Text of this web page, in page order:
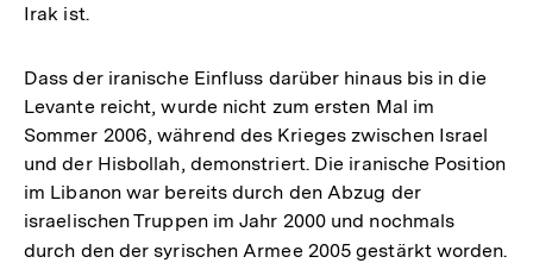
Irak ist.
Dass der iranische Einfluss darüber hinaus bis in die
Levante reicht, wurde nicht zum ersten Mal im
Sommer 2006, während des Krieges zwischen Israel
und der Hisbollah, demonstriert. Die iranische Position
im Libanon war bereits durch den Abzug der
israelischen Truppen im Jahr 2000 und nochmals
durch den der syrischen Armee 2005 gestärkt worden.